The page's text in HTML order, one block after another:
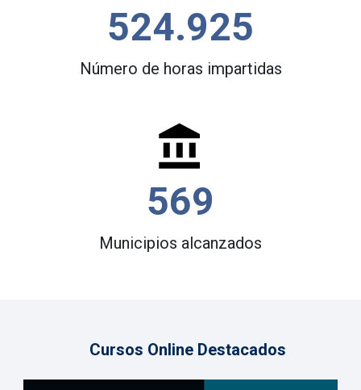
524.925
Número de horas impartidas
569
Municipios alcanzados
Cursos Online Destacados